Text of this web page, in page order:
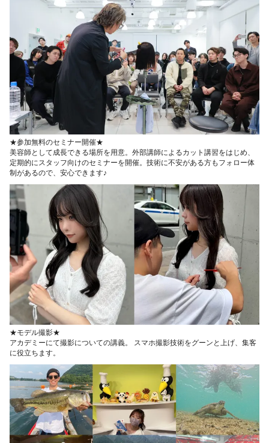
★参加無料のセミナー開催★
美容師として成長できる場所を用意。外部講師によるカット講習をはじめ、
定期的にスタッフ向けのセミナーを開催。技術に不安がある方もフォロー体
制があるので、安心できます♪
★モデル撮影★
アカデミーにて撮影についての講義。 スマホ撮影技術をグーンと上げ、集客
に役立ちます。